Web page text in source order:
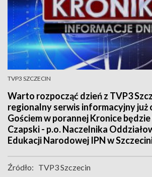
TVP3 SZCZECIN
Warto rozpocząć dzień z TVP3
regionalny serwis informacyjny już
Gościem w porannej Kronice
Czapski - p.o. Naczelnika
Edukacji Narodowej IPN w
Źródło: TVP3 Szczecin